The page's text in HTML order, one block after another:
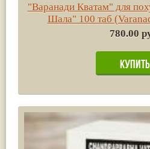
"Варанади Кватам" для
Шала" 100 таб
780.00